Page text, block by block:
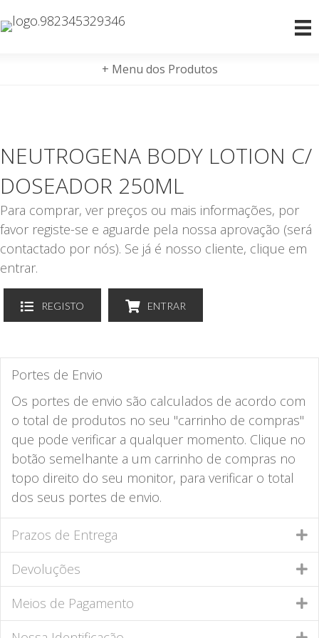
+ Menu dos Produtos
NEUTROGENA BODY LOTION C/
DOSEADOR 250ML
Para comprar, ver preços ou mais informações, por
favor registe-se e aguarde pela nossa aprovação (será
contactado por nós). Se já é nosso cliente, clique em
entrar.
REGISTO ENTRAR
Portes de Envio
Os portes de envio são calculados de acordo com
o total de produtos no seu "carrinho de compras"
que pode verificar a qualquer momento. Clique no
botão semelhante a um carrinho de compras no
topo direito do seu monitor, para verificar o total
dos seus portes de envio.
Prazos de Entrega
Devoluções
Meios de Pagamento